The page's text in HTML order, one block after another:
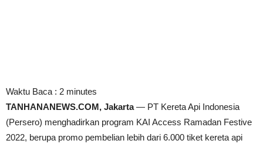
Waktu Baca : 2 minutes
TANHANANEWS.COM, Jakarta— PT Kereta Api Indonesia
(Persero) menghadirkan program KAI Access Ramadan Festive
2022, berupa promo pembelian lebih dari 6.000 tiket kereta api